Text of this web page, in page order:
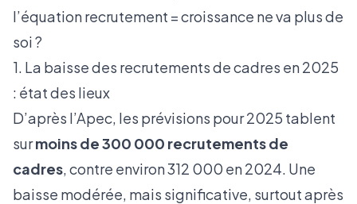
l’équation recrutement = croissance ne va plus de
soi ?
1. La baisse des recrutements de cadres en 2025
: état des lieux
D’après l’Apec, les prévisions pour 2025 tablent
surmoins de 300 000 recrutements de
cadres, contre environ 312 000 en 2024. Une
baisse modérée, mais significative, surtout après